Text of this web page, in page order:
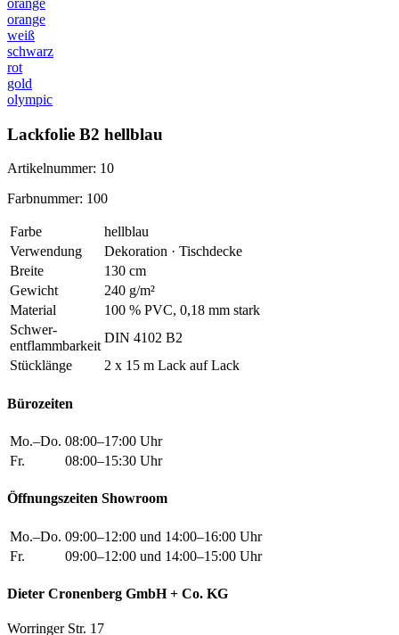
orange
orange
weiß
schwarz
rot
gold
olympic
Lackfolie B2 hellblau
Artikelnummer: 10
Farbnummer: 100
Farbe
hellblau
Verwendung
Dekoration · Tischdecke
Breite
130 cm
Gewicht
240 g/m²
Material
100 % PVC, 0,18 mm stark
Schwer-
entflammbarkeit
DIN 4102 B2
Stücklänge
2 x 15 m Lack auf Lack
Bürozeiten
Mo.–Do. 08:00–17:00 Uhr
Fr.
08:00–15:30 Uhr
Öffnungszeiten Showroom
Mo.–Do. 09:00–12:00 und 14:00–16:00 Uhr
Fr.
09:00–12:00 und 14:00–15:00 Uhr
Dieter Cronenberg GmbH + Co. KG
Worringer Str. 17